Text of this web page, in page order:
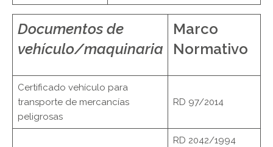
Documentos de
vehículo/maquinaria
Marco
Normativo
Certificado vehículo para
transporte de mercancías
peligrosas
RD 97/2014
RD 2042/1994